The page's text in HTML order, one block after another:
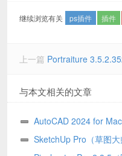
继续浏览有关 ps插件 插件
上一篇 Portraiture
与本文相关的文章
AutoCAD 2024 for
SketchUp Pro（草图